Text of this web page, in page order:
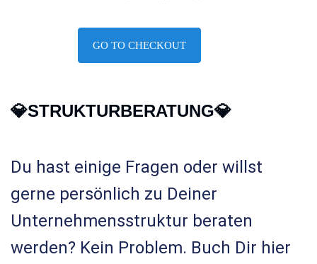
GO TO CHECKOUT
💎STRUKTURBERATUNG💎
Du hast einige Fragen oder willst
gerne persönlich zu Deiner
Unternehmensstruktur beraten
werden? Kein Problem. Buch Dir hier